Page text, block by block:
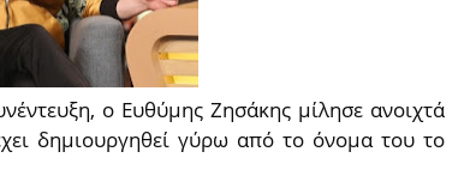
ο Ευθύμης Ζησάκης μίλησε ανοιχτά
δημιουργηθεί γύρω από το όνομα του το